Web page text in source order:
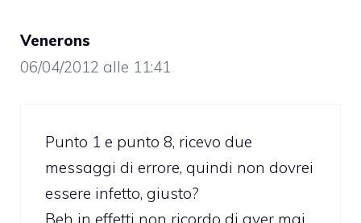
Venerons
06/04/2012 alle 11:41
Punto 1 e punto 8, ricevo due
messaggi di errore, quindi non dovrei
essere infetto, giusto?
Beh in effetti non ricordo di aver mai